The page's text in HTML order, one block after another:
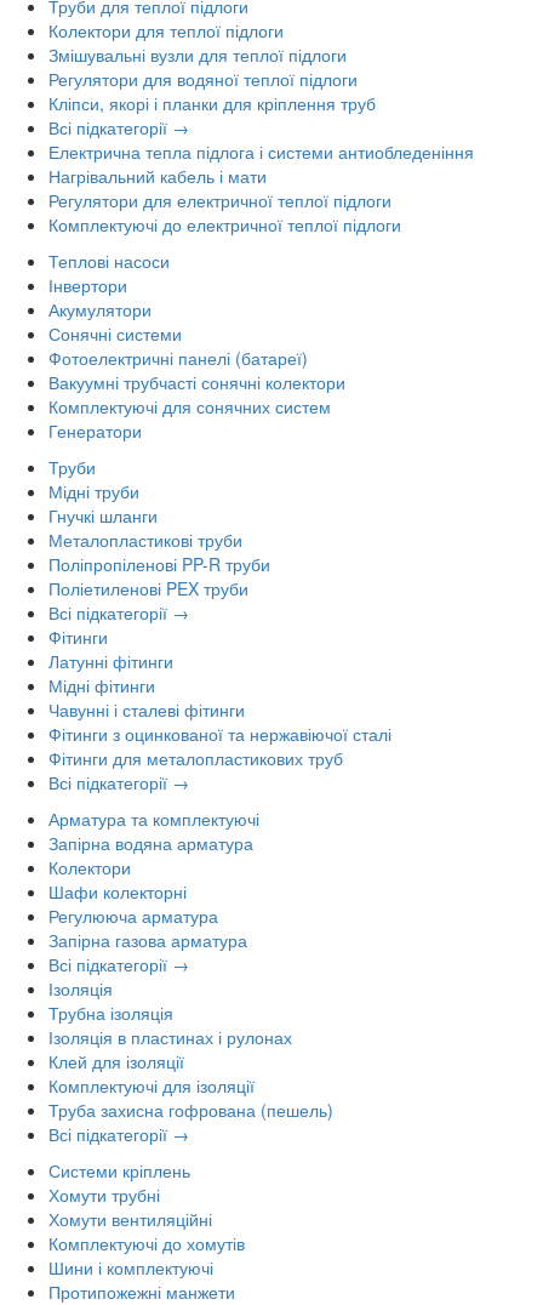
Труби для теплої підлоги
Колектори для теплої підлоги
Змішувальні вузли для теплої підлоги
Регулятори для водяної теплої підлоги
Кліпси, якорі і планки для кріплення труб
Всі підкатегорії →
Електрична тепла підлога і системи антиобледеніння
Нагрівальний кабель і мати
Регулятори для електричної теплої підлоги
Комплектуючі до електричної теплої підлоги
Теплові насоси
Інвертори
Акумулятори
Сонячні системи
Фотоелектричні панелі (батареї)
Вакуумні трубчасті сонячні колектори
Комплектуючі для сонячних систем
Генератори
Труби
Мідні труби
Гнучкі шланги
Металопластикові труби
Поліпропіленові PP-R труби
Поліетиленові PEX труби
Всі підкатегорії →
Фітинги
Латунні фітинги
Мідні фітинги
Чавунні і сталеві фітинги
Фітинги з оцинкованої та нержавіючої сталі
Фітинги для металопластикових труб
Всі підкатегорії →
Арматура та комплектуючі
Запірна водяна арматура
Колектори
Шафи колекторні
Регулююча арматура
Запірна газова арматура
Всі підкатегорії →
Ізоляція
Трубна ізоляція
Ізоляція в пластинах і рулонах
Клей для ізоляції
Комплектуючі для ізоляції
Труба захисна гофрована (пешель)
Всі підкатегорії →
Системи кріплень
Хомути трубні
Хомути вентиляційні
Комплектуючі до хомутів
Шини і комплектуючі
Протипожежні манжети